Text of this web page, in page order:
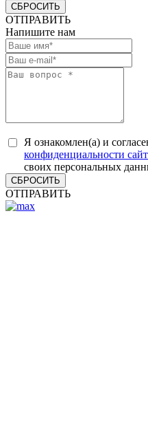
СБРОСИТЬ
ОТПРАВИТЬ
Напишите нам
Я ознакомлен(а) и
конфиденциальности
своих персональных
СБРОСИТЬ
ОТПРАВИТЬ